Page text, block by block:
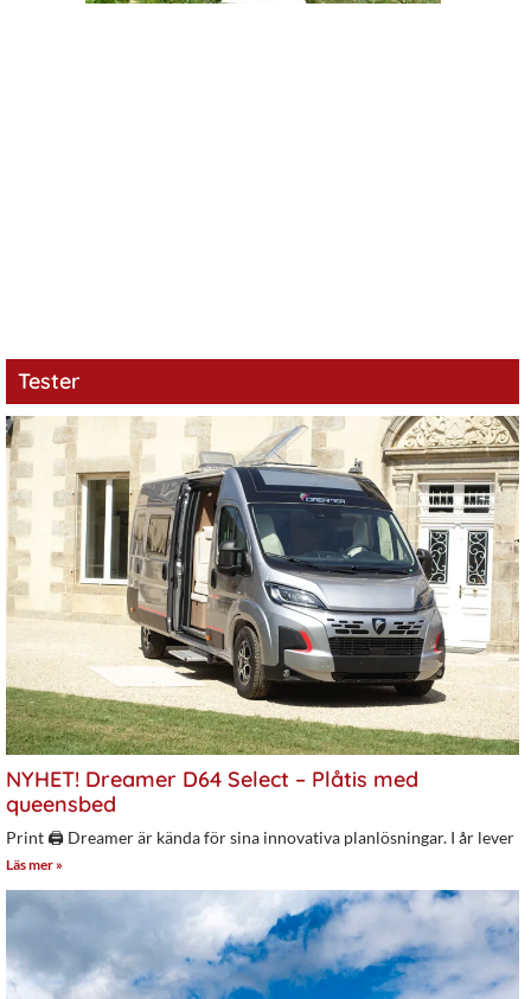
Tester
NYHET! Dreamer D64 Select – Plåtis med
queensbed
Print 🖨 Dreamer är kända för sina innovativa planlösningar. I år lever
Läs mer »